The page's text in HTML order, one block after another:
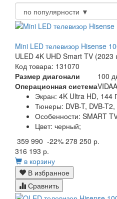
Mini LED телевизор Hisense
ULED 4K UHD Smart TV (2023
Код товара: 131070
Размер диагонали
100
Операционная системаVIDAA
Экран: 4K Ultra HD, 144
Тюнеры: DVB-T, DVB-
Особенности: SMART
Цвет: черный;
359 990 -22% 278 250 р.
316 193 р.
в корзину
В избранное
Сравнить